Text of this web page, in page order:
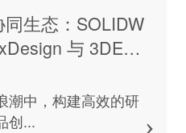
生态：SOLIDW
与 3DEXP
解析
潮中，构建高效的研
创...